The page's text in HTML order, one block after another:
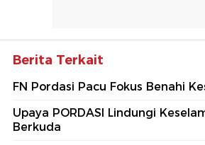
Berita Terkait
FN Pordasi Pacu Fokus Benahi
Upaya PORDASI Lindungi
Berkuda